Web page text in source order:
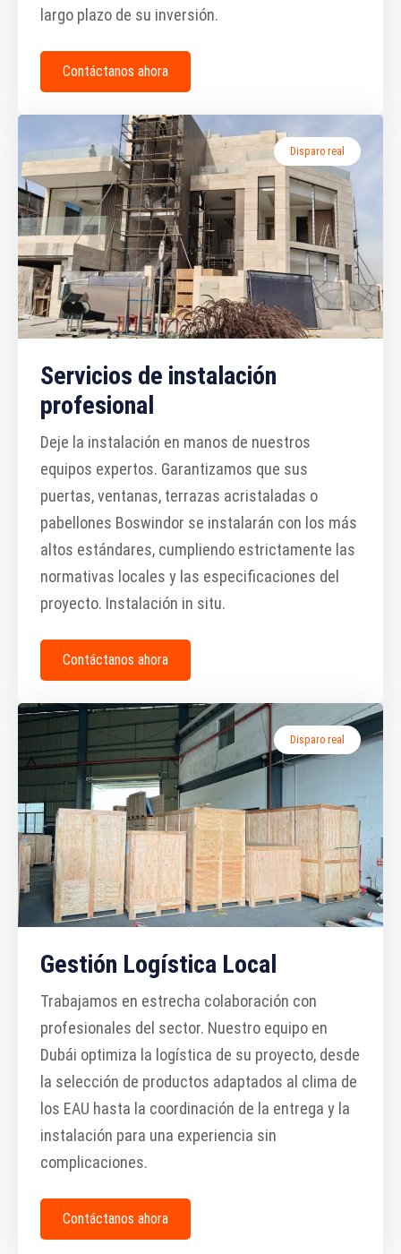
largo plazo de su inversión.
Contáctanos ahora
Disparo real
Servicios de instalación
profesional
Deje la instalación en manos de nuestros
equipos expertos. Garantizamos que sus
puertas, ventanas, terrazas acristaladas o
pabellones Boswindor se instalarán con los más
altos estándares, cumpliendo estrictamente las
normativas locales y las especificaciones del
proyecto. Instalación in situ.
Contáctanos ahora
Disparo real
Gestión Logística Local
Trabajamos en estrecha colaboración con
profesionales del sector. Nuestro equipo en
Dubái optimiza la logística de su proyecto, desde
la selección de productos adaptados al clima de
los EAU hasta la coordinación de la entrega y la
instalación para una experiencia sin
complicaciones.
Contáctanos ahora